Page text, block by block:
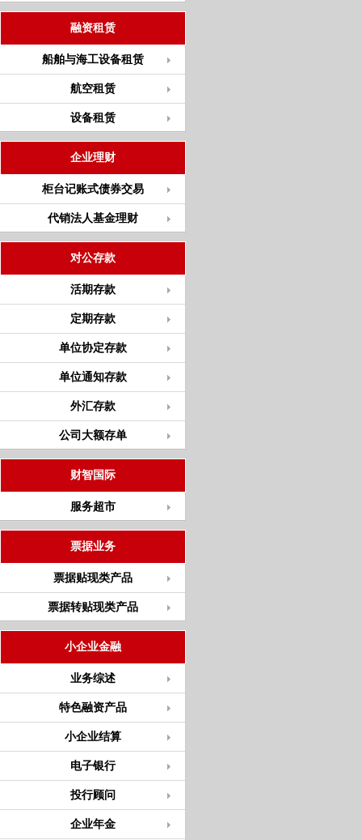
融资租赁
船舶与海工设备租赁
航空租赁
设备租赁
企业理财
柜台记账式债券交易
代销法人基金理财
对公存款
活期存款
定期存款
单位协定存款
单位通知存款
外汇存款
公司大额存单
财智国际
服务超市
票据业务
票据贴现类产品
票据转贴现类产品
小企业金融
业务综述
特色融资产品
小企业结算
电子银行
投行顾问
企业年金